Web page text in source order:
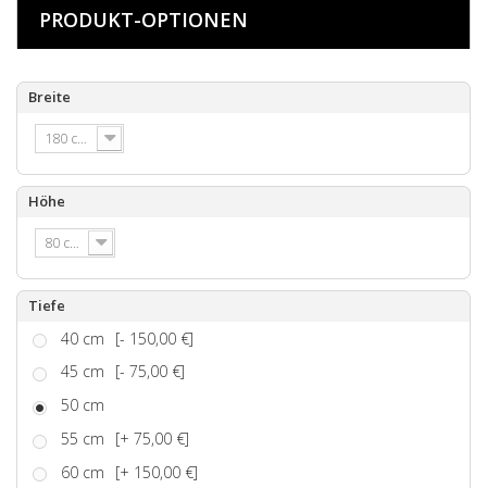
PRODUKT-OPTIONEN
Breite
180 cm
Höhe
80 cm
Tiefe
40 cm
[- 150,00 €]
45 cm
[- 75,00 €]
50 cm
55 cm
[+ 75,00 €]
60 cm
[+ 150,00 €]